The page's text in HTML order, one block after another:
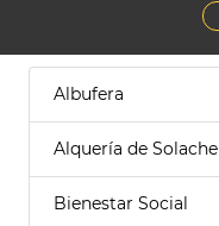
Albufera
Alquería de Solache
Bienestar Social